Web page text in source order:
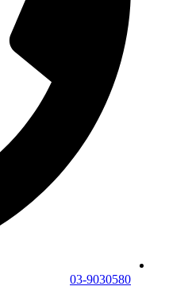
03-9030580